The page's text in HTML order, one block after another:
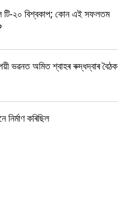
টি-২০ বিশ্বকাপ; কোন এই সফলতম
ভৱনত অমিত শ্বাহৰ ৰুদ্ধদ্বাৰ বৈঠক
নিৰ্মাণ কৰিছিল